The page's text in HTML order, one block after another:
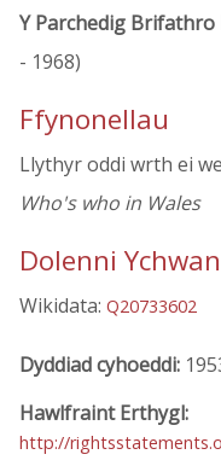
Y Parchedig Brifathro
- 1968)
Ffynonellau
Llythyr oddi wrth ei
Who's who in Wales
Dolenni
Wikidata: Q20733602
Dyddiad cyhoeddi:
Hawlfraint Erthygl:
http://